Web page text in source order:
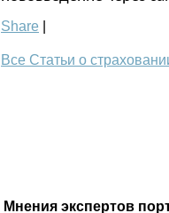
Share
Все Статьи о
Мнения экспертов